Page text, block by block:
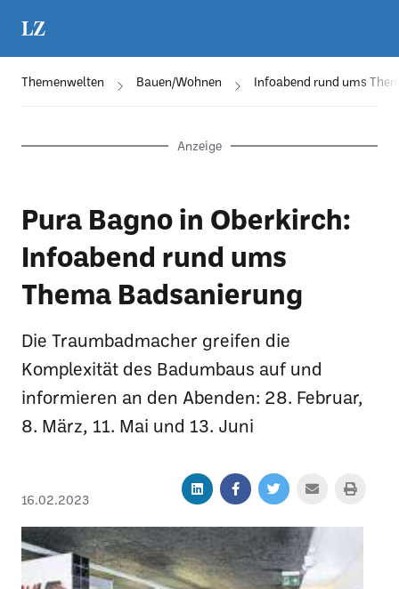
Themenwelten Bauen/Wohnen Infoabend rund ums
Anzeige
Pura Bagno in Oberkirch:
Infoabend rund ums
Thema Badsanierung
Die Traumbadmacher greifen die
Komplexität des Badumbaus auf und
informieren an den Abenden: 28. Februar,
8. März, 11. Mai und 13. Juni
16.02.2023